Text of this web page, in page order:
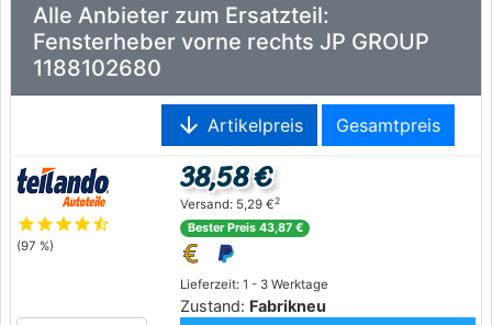
Alle Anbieter zum Ersatzteil:
Fensterheber vorne rechts JP GROUP
1188102680
arrow_downward Artikelpreis Gesamtpreis
starstarstarstarstar_half
(97 %)
Lieferzeit: 1 - 3 Werktage
Zustand: Fabrikneu
38,58 €
Versand: 5,29 €2
Bester Preis 43,87 €